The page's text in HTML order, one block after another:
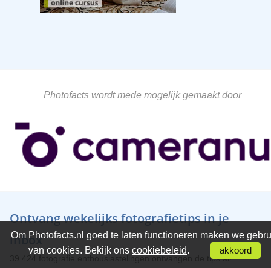
Photofacts wordt mede mogelijk gemaakt door
Ontvang wekelijks fotografietips in je
inbox
39.424 fotografie enthousiastelingen ontvangen de tips al!
Om Photofacts.nl goed te laten functioneren maken we
van cookies. Bekijk ons cookiebeleid. akkoord